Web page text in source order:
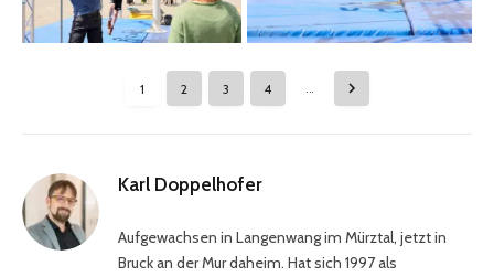
1 2 3 4
Karl Doppelhofer
Aufgewachsen in Langenwang im Mürztal, jetzt in
Bruck an der Mur daheim. Hat sich 1997 als